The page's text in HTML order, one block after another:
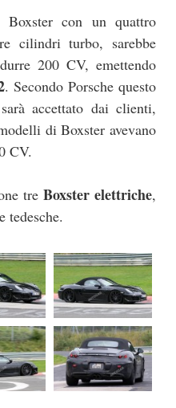
con un quattro
cilindri turbo, sarebbe
200 CV, emettendo
. Secondo Porsche questo
accettato dai clienti,
di Boxster avevano
CV.
tre Boxster elettriche,
tedesche.